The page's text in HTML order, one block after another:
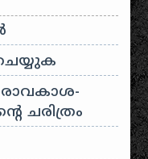
ചരിത്രം